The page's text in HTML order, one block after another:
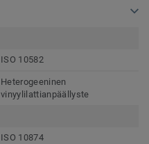
ISO 10582
Heterogeeninen
vinyylilattianpäällyste
ISO 10874